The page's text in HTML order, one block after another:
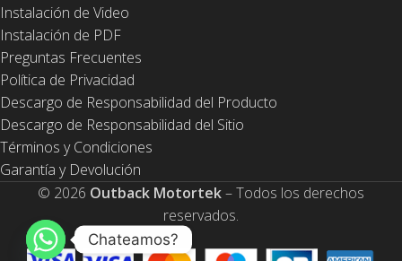
Instalación de Video
Instalación de PDF
Preguntas Frecuentes
Política de Privacidad
Descargo de Responsabilidad del Producto
Descargo de Responsabilidad del Sitio
Términos y Condiciones
Garantía y Devolución
© 2026 Outback Motortek– Todos los derechos
reservados.
Chateamos?